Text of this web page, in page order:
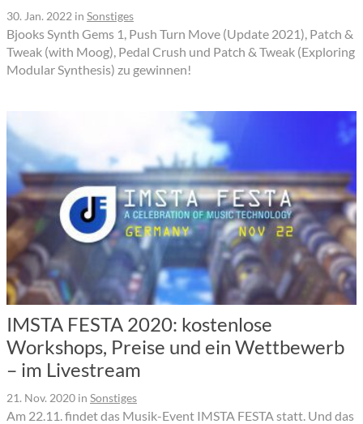
30. Jan. 2022 in Sonstiges
Bjooks Synth Gems 1, Push Turn Move (Update 2021), Patch &
Tweak (with Moog), Pedal Crush und Patch & Tweak (Exploring
Modular Synthesis) zu gewinnen!
IMSTA FESTA 2020: kostenlose
Workshops, Preise und ein Wettbewerb
– im Livestream
21. Nov. 2020 in Sonstiges
Am 22.11. findet das Musik-Event IMSTA FESTA statt. Und das